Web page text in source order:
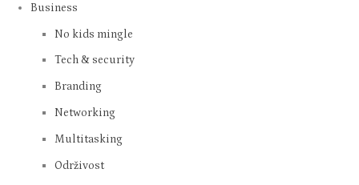
Business
No kids mingle
Tech & security
Branding
Networking
Multitasking
Održivost